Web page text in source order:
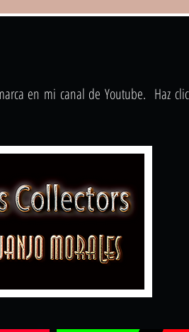
en mi canal de Youtube. Haz